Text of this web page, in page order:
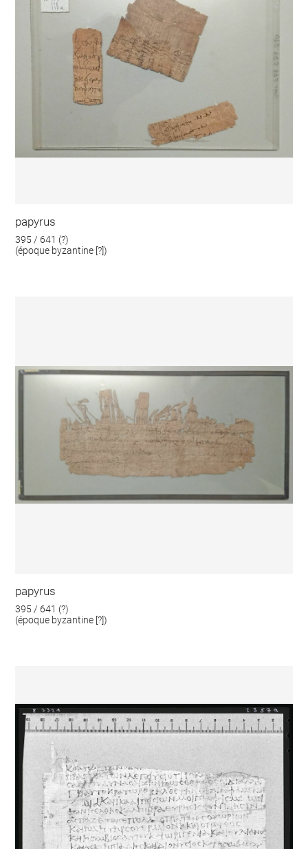
papyrus
395 / 641 (?)
(époque byzantine [?])
papyrus
395 / 641 (?)
(époque byzantine [?])